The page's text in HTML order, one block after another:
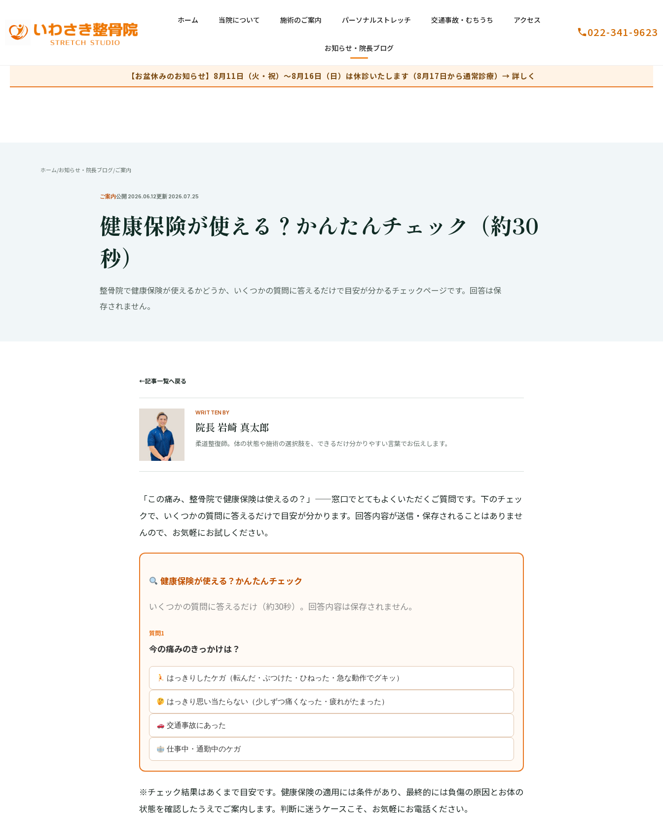
【お盆休みのお知らせ】8月11日（火・祝）〜8月16日（日）は休診いたします（8月17日から通常診療）→ 詳しく
ホーム 当院について 施術のご案内 パーソナルストレッチ 交通事故・むちうち アクセス
お知らせ・院長ブログ
022-341-9623
ホーム/お知らせ・院長ブログ/ご案内
ご案内公開 2026.06.12更新 2026.07.25
健康保険が使える？かんたんチェック（約30
秒）
整骨院で健康保険が使えるかどうか、いくつかの質問に答えるだけで目安が分かるチェックページです。回答は保
存されません。
←記事一覧へ戻る
WRITTEN BY
院長 岩崎 真太郎
柔道整復師。体の状態や施術の選択肢を、できるだけ分かりやすい言葉でお伝えします。
「この痛み、整骨院で健康保険は使えるの？」——窓口でとてもよくいただくご質問です。下のチェッ
クで、いくつかの質問に答えるだけで目安が分かります。回答内容が送信・保存されることはありませ
んので、お気軽にお試しください。
健康保険が使える？かんたんチェック
いくつかの質問に答えるだけ（約30秒）。回答内容は保存されません。
質問1
今の痛みのきっかけは？
はっきりしたケガ（転んだ・ぶつけた・ひねった・急な動作でグキッ）
はっきり思い当たらない（少しずつ痛くなった・疲れがたまった）
交通事故にあった
仕事中・通勤中のケガ
※チェック結果はあくまで目安です。健康保険の適用には条件があり、最終的には負傷の原因とお体の
状態を確認したうえでご案内します。判断に迷うケースこそ、お気軽にお電話ください。